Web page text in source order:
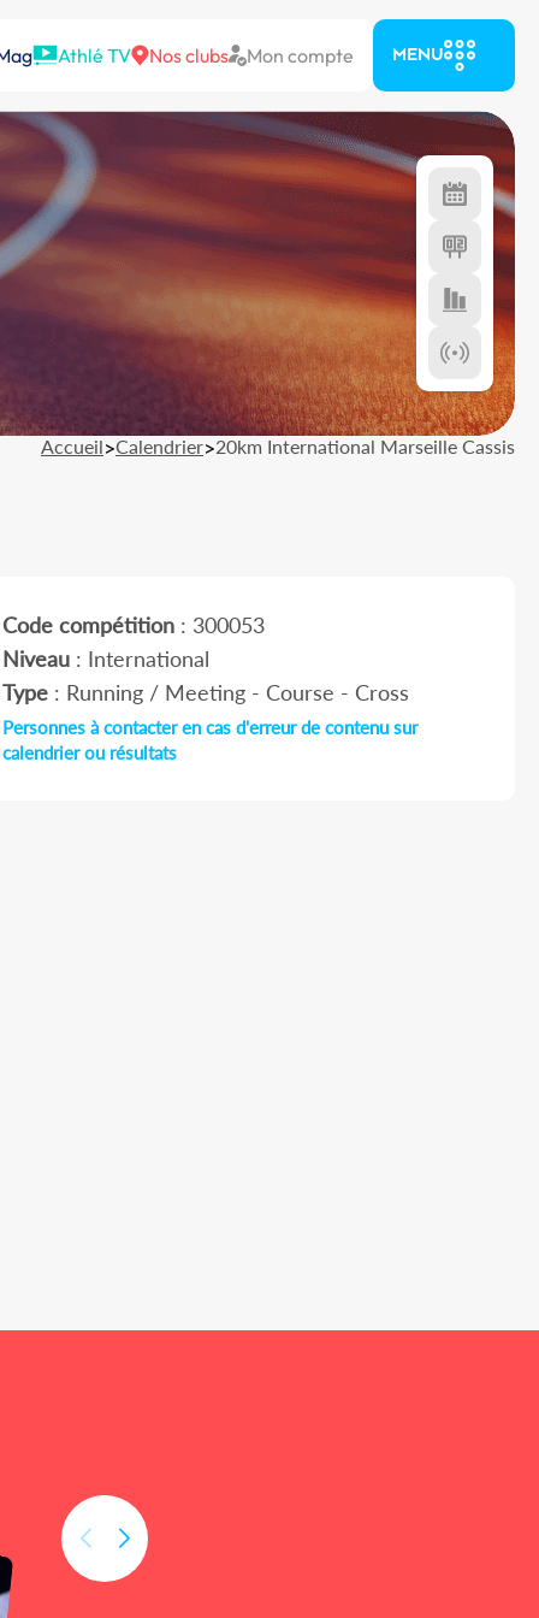
Athlé TV Nos clubs Mon compte MENU
Accueil>Calendrier>20km International Marseille Cassis
Code compétition: 300053
Niveau: International
Type: Running / Meeting - Course - Cross
Personnes à contacter en cas d'erreur de contenu sur
calendrier ou résultats